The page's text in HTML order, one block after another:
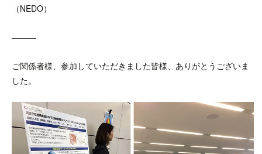
（NEDO）
———
ご関係者様、参加していただきました皆様、ありがとうございま
した。